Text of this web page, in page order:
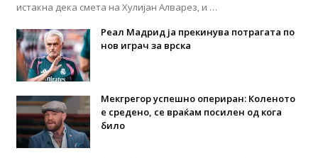
истакна дека смета на Хулијан Алварез, и …
Реал Мадрид ја прекинува потрагата по
нов играч за врска
Мекгрегор успешно опериран: Коленото
е средено, се враќам посилен од кога
било